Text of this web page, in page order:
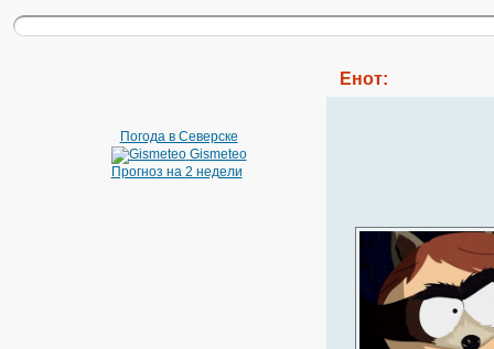
Погода в Северске
Gismeteo
Прогноз на 2 недели
Енот: